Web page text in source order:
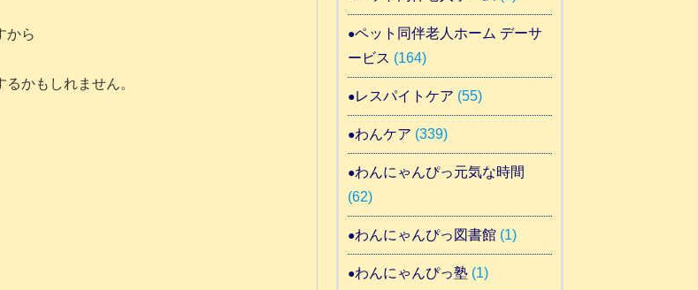
から
もしれません。
ペット同伴老人ホーム デーサ
ービス (164)
レスパイトケア (55)
わんケア (339)
わんにゃんぴっ元気な時間
(62)
わんにゃんぴっ図書館(1)
わんにゃんぴっ塾(1)